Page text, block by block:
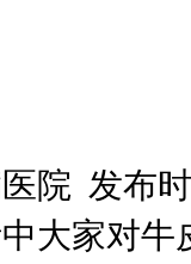
院 发布
大家对